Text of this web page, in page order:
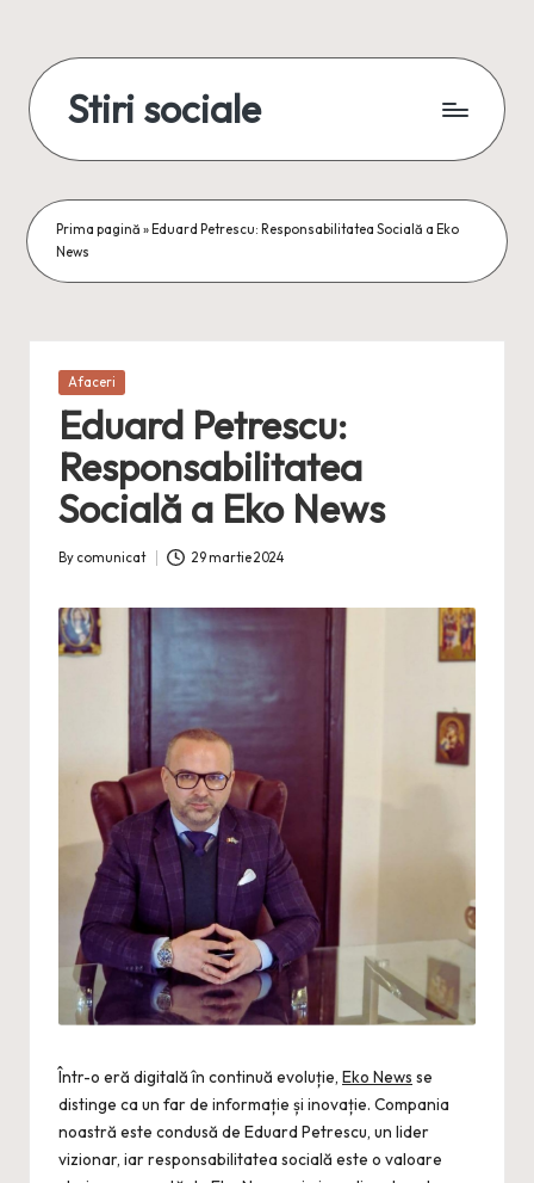
content
Stiri sociale
conexiuni
reale
Prima pagină » Eduard Petrescu: Responsabilitatea Socială a Eko
News
Posted
Afaceri
Eduard Petrescu:
Responsabilitatea
Socială a Eko News
Posted
By comunicat 29 martie 2024
Într-o eră digitală în continuă evoluție, Eko News se
distinge ca un far de informație și inovație. Compania
noastră este condusă de Eduard Petrescu, un lider
vizionar, iar responsabilitatea socială este o valoare